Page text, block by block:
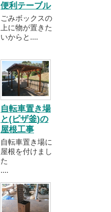
便利テーブル
ごみボックスの
上に物が置きた
いからと....
自転車置き場
と(ピザ釜)の
屋根工事
自転車置き場に
屋根を付けまし
た
....